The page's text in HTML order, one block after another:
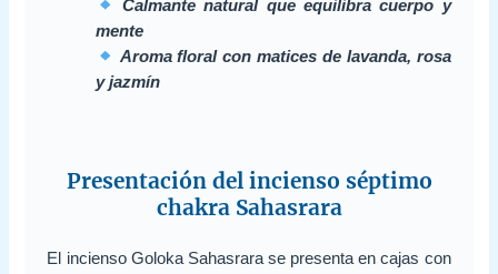
Calmante natural que equilibra cuerpo y
mente
Aroma floral con matices de lavanda, rosa
y jazmín
Presentación del incienso séptimo
chakra Sahasrara
El incienso Goloka Sahasrara se presenta en cajas con